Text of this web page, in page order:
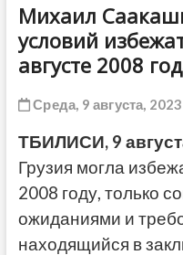
Михаил
условий
августе 2008
Среда, 9 августа,
ТБИЛИСИ, 9
Грузия могла
2008 году, только
ожиданиями и
находящийся в